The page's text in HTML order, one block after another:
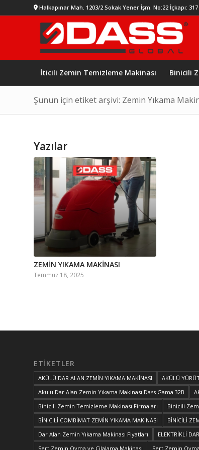
Halkapınar Mah. 1203/2 Sokak Yener İşm. No:22 İçkapı:
İticili Zemin Temizleme Makinası Binicili
Şunun için etiket arşivi: Zemin Yıkama
Yazılar
ZEMİN YIKAMA MAKİNASI
Temmuz 18, 2025
ETIKETLER
AKÜLÜ DAR ALAN ZEMİN YIKAMA MAKİNASI AKÜLÜ
Akülü Dar Alan Zemin Yıkama Makinası Dass Gama 32B
Binicili Zemin Temizleme Makinası Firmaları
Binicili
BİNİCİLİ COMBİMAT ZEMİN YIKAMA MAKİNASI
BİNİCİLİ
Dar Alan Zemin Yıkama Makinası Fiyatları
ELEKTRİKLİ
Sert Zemin Ovma ve Cilalama Makinası
Sert Zemin